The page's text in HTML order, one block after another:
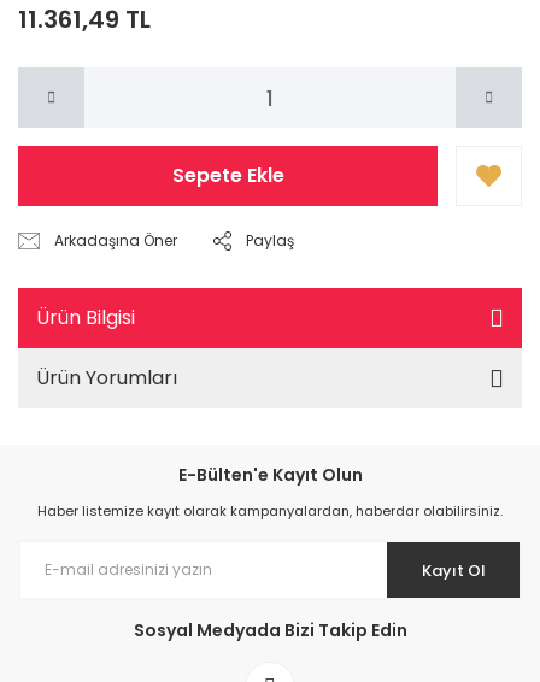
11.361,49 TL
Sepete Ekle
Arkadaşına Öner Paylaş
Ürün Bilgisi
Ürün Yorumları
E-Bülten'e Kayıt Olun
Haber listemize kayıt olarak kampanyalardan, haberdar olabilirsiniz.
Kayıt Ol
Sosyal Medyada Bizi Takip Edin